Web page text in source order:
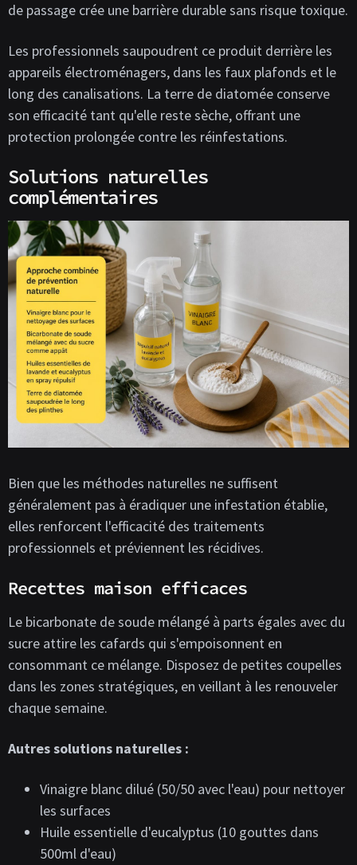
de passage crée une barrière durable sans risque toxique.
Les professionnels saupoudrent ce produit derrière les
appareils électroménagers, dans les faux plafonds et le
long des canalisations. La terre de diatomée conserve
son efficacité tant qu'elle reste sèche, offrant une
protection prolongée contre les réinfestations.
Solutions naturelles
complémentaires
Bien que les méthodes naturelles ne suffisent
généralement pas à éradiquer une infestation établie,
elles renforcent l'efficacité des traitements
professionnels et préviennent les récidives.
Recettes maison efficaces
Le bicarbonate de soude mélangé à parts égales avec du
sucre attire les cafards qui s'empoisonnent en
consommant ce mélange. Disposez de petites coupelles
dans les zones stratégiques, en veillant à les renouveler
chaque semaine.
Autres solutions naturelles :
Vinaigre blanc dilué (50/50 avec l'eau) pour nettoyer
les surfaces
Huile essentielle d'eucalyptus (10 gouttes dans
500ml d'eau)